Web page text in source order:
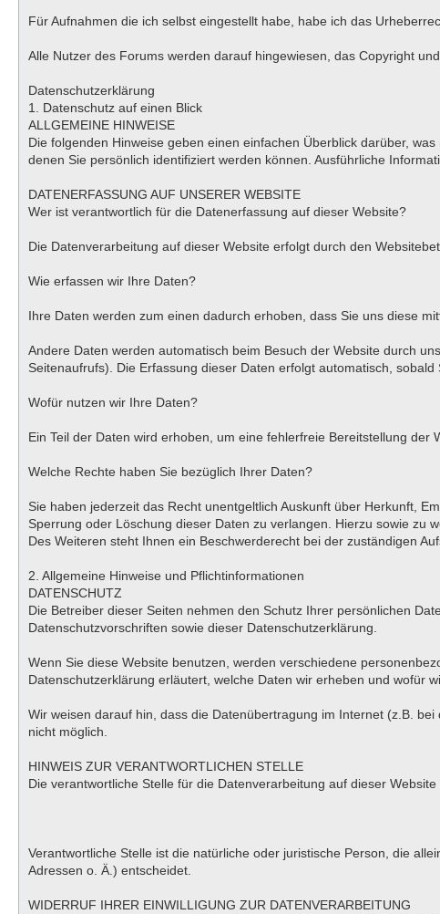
Für Aufnahmen die ich selbst eingestellt habe, habe ich das
Alle Nutzer des Forums werden darauf hingewiesen, das Copyright
Datenschutzerklärung
1. Datenschutz auf einen Blick
ALLGEMEINE HINWEISE
Die folgenden Hinweise geben einen einfachen Überblick darüber,
denen Sie persönlich identifiziert werden können. Ausführliche
DATENERFASSUNG AUF UNSERER WEBSITE
Wer ist verantwortlich für die Datenerfassung auf dieser Website?
Die Datenverarbeitung auf dieser Website erfolgt durch den
Wie erfassen wir Ihre Daten?
Ihre Daten werden zum einen dadurch erhoben, dass Sie uns diese
Andere Daten werden automatisch beim Besuch der Website durch
Seitenaufrufs). Die Erfassung dieser Daten erfolgt automatisch, sobald
Wofür nutzen wir Ihre Daten?
Ein Teil der Daten wird erhoben, um eine fehlerfreie Bereitstellung
Welche Rechte haben Sie bezüglich Ihrer Daten?
Sie haben jederzeit das Recht unentgeltlich Auskunft über Herkunft,
Sperrung oder Löschung dieser Daten zu verlangen. Hierzu sowie zu
Des Weiteren steht Ihnen ein Beschwerderecht bei der zuständigen
2. Allgemeine Hinweise und Pflichtinformationen
DATENSCHUTZ
Die Betreiber dieser Seiten nehmen den Schutz Ihrer persönlichen
Datenschutzvorschriften sowie dieser Datenschutzerklärung.
Wenn Sie diese Website benutzen, werden verschiedene
Datenschutzerklärung erläutert, welche Daten wir erheben und wofür
Wir weisen darauf hin, dass die Datenübertragung im Internet (z.B.
nicht möglich.
HINWEIS ZUR VERANTWORTLICHEN STELLE
Die verantwortliche Stelle für die Datenverarbeitung auf dieser
Verantwortliche Stelle ist die natürliche oder juristische Person, die
Adressen o. Ä.) entscheidet.
WIDERRUF IHRER EINWILLIGUNG ZUR DATENVERARBEITUNG